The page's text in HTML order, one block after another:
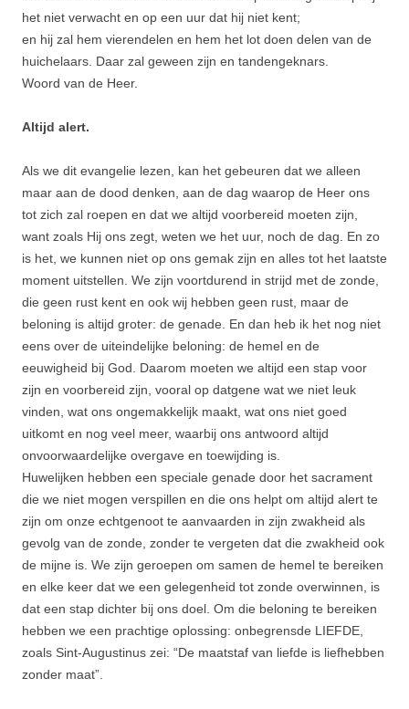
het niet verwacht en op een uur dat hij niet kent;
en hij zal hem vierendelen en hem het lot doen delen van de
huichelaars. Daar zal geween zijn en tandengeknars.
Woord van de Heer.
Altijd alert.
Als we dit evangelie lezen, kan het gebeuren dat we alleen
maar aan de dood denken, aan de dag waarop de Heer ons
tot zich zal roepen en dat we altijd voorbereid moeten zijn,
want zoals Hij ons zegt, weten we het uur, noch de dag. En zo
is het, we kunnen niet op ons gemak zijn en alles tot het laatste
moment uitstellen. We zijn voortdurend in strijd met de zonde,
die geen rust kent en ook wij hebben geen rust, maar de
beloning is altijd groter: de genade. En dan heb ik het nog niet
eens over de uiteindelijke beloning: de hemel en de
eeuwigheid bij God. Daarom moeten we altijd een stap voor
zijn en voorbereid zijn, vooral op datgene wat we niet leuk
vinden, wat ons ongemakkelijk maakt, wat ons niet goed
uitkomt en nog veel meer, waarbij ons antwoord altijd
onvoorwaardelijke overgave en toewijding is.
Huwelijken hebben een speciale genade door het sacrament
die we niet mogen verspillen en die ons helpt om altijd alert te
zijn om onze echtgenoot te aanvaarden in zijn zwakheid als
gevolg van de zonde, zonder te vergeten dat die zwakheid ook
de mijne is. We zijn geroepen om samen de hemel te bereiken
en elke keer dat we een gelegenheid tot zonde overwinnen, is
dat een stap dichter bij ons doel. Om die beloning te bereiken
hebben we een prachtige oplossing: onbegrensde LIEFDE,
zoals Sint-Augustinus zei: “De maatstaf van liefde is liefhebben
zonder maat”.